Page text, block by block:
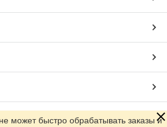
Prom.ua
может быстро обрабатывать заказы и